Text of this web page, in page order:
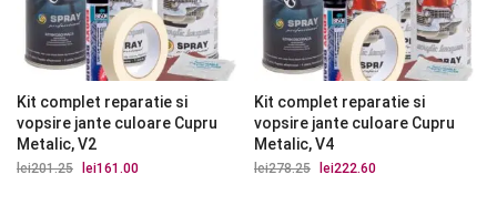
Kit complet reparatie si
vopsire jante culoare Cupru
Metalic, V2
lei201.25
Prețul
lei161.00
Kit complet reparatie si
vopsire jante culoare Cupru
Metalic, V4
lei278.25
Prețul
lei222.60